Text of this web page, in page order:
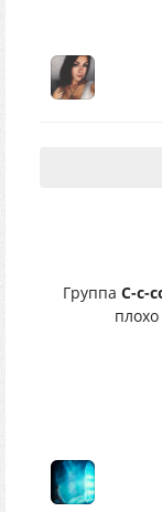
Группа C-c-